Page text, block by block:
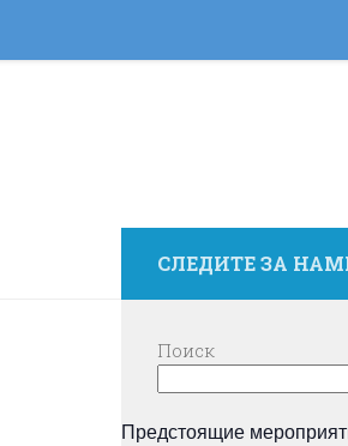
СЛЕДИТЕ ЗА
Поиск
Предстоящие